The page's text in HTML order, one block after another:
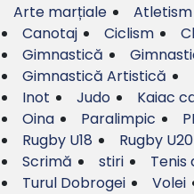
Arte marțiale
Atletism
Canotaj
Ciclism
Gimnastică
Gimnastică Artistică
Inot
Judo Kaiac
Oina
Paralimpic
Rugby U18
Rugby U20
Scrimă
stiri Tenis
Turul Dobrogei
Volei